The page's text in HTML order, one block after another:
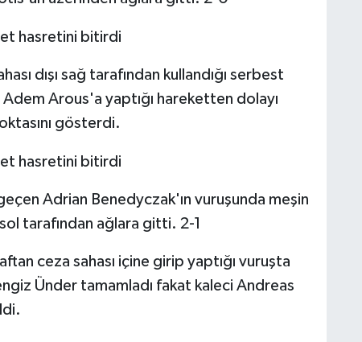
dışı sağ tarafından kullandığı serbest
Arous'a yaptığı hareketten dolayı
gösterdi.
Adrian Benedyczak'ın vuruşunda meşin
tarafından ağlara gitti. 2-1
ceza sahası içine girip yaptığı vuruşta
Ünder tamamladı fakat kaleci Andreas